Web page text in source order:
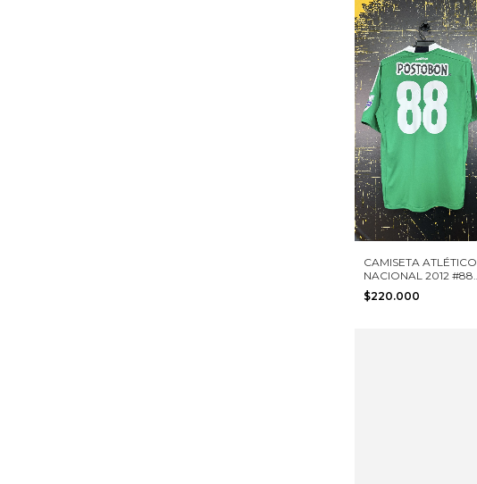
CAMISETA ATLÉTICO
NACIONAL 2012 #88
ADIDAS TALLA S
$220.000